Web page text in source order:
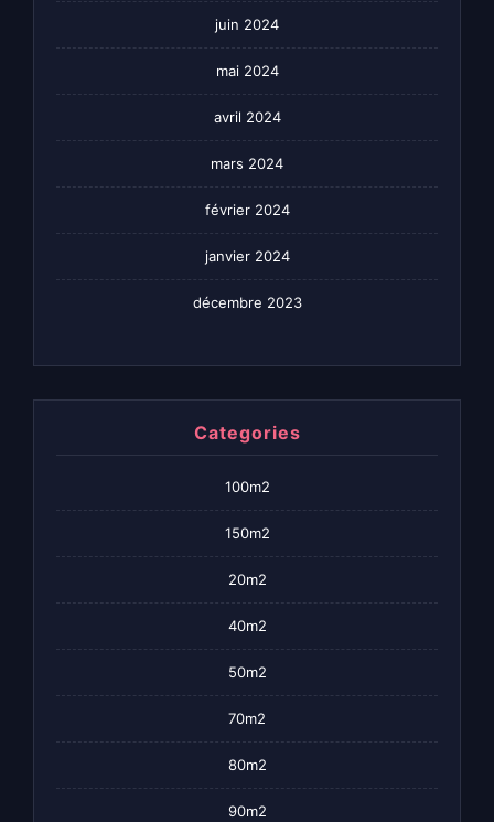
juin 2024
mai 2024
avril 2024
mars 2024
février 2024
janvier 2024
décembre 2023
Categories
100m2
150m2
20m2
40m2
50m2
70m2
80m2
90m2